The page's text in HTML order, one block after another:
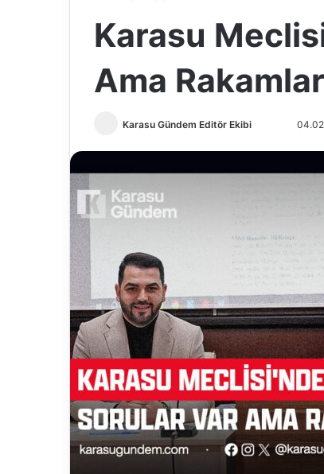
Karasu
Ama
Karasu Gündem Editör Ekibi
o
a
g
ö
n
d
e
r
m
e